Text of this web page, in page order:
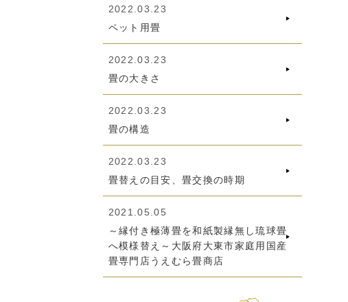
2022.03.23
ペット用畳
2022.03.23
畳の大きさ
2022.03.23
畳の構造
2022.03.23
畳替えの目安、畳交換の時期
2021.05.05
～縁付き極薄畳を和紙製縁無し琉球畳
へ模様替え～大阪府大東市家庭用国産
畳専門店うえむら畳商店